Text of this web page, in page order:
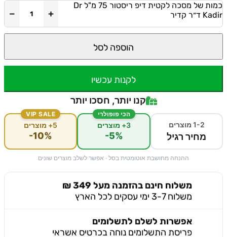
כמות של מסכה לקטית דיפ ריסטור 75 מ"ל Dr
Kadir ד״ר קדיר
+
−
הוספה לסל
לקנות עכשיו
קנו יותר, חסכו יותר
1-2 מוצרים
מחיר רגיל
הכי פופולרי
3+ מוצרים
-5%
VIP SALE
5+ מוצרים
-10%
ההנחה מחושבת אוטומטית בסל · אפשר לשלב מוצרים שונים
משלוח חינם בהזמנה מעל 349 ₪
משלוח 3-7 ימי עסקים לכל הארץ
אפשרות לשלם לתשלומים
פריסת התשלומים נוחה בכרטיס אשראי